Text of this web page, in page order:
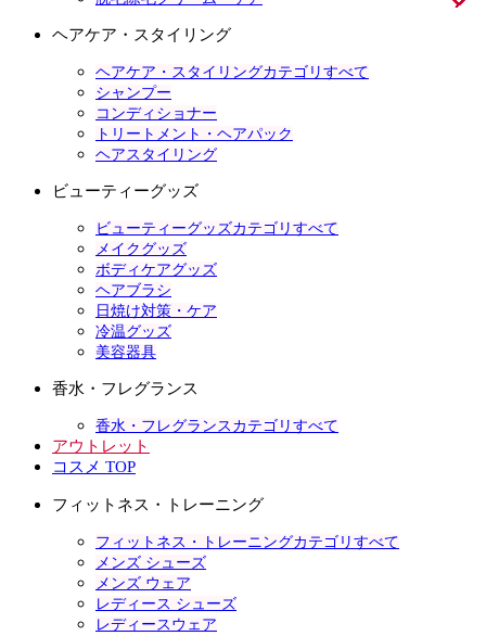
ヘアケア・スタイリング
ヘアケア・スタイリングカテゴリすべて
シャンプー
コンディショナー
トリートメント・ヘアパック
ヘアスタイリング
ビューティーグッズ
ビューティーグッズカテゴリすべて
メイクグッズ
ボディケアグッズ
ヘアブラシ
日焼け対策・ケア
冷温グッズ
美容器具
香水・フレグランス
香水・フレグランスカテゴリすべて
アウトレット
コスメ TOP
フィットネス・トレーニング
フィットネス・トレーニングカテゴリすべて
メンズ シューズ
メンズ ウェア
レディース シューズ
レディースウェア